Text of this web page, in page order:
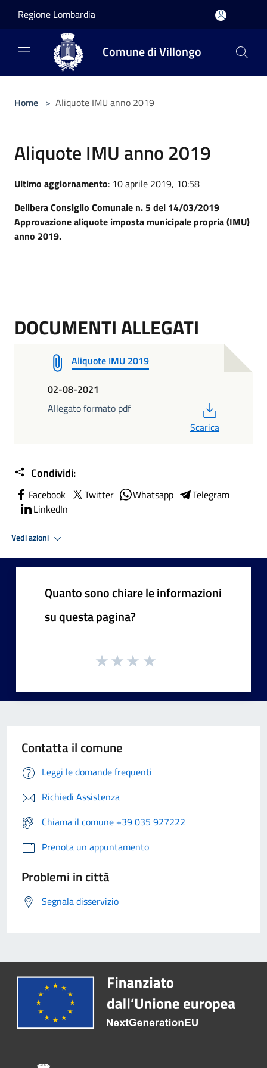
Regione Lombardia
Comune di Villongo
Home > Aliquote IMU anno 2019
Aliquote IMU anno 2019
Ultimo aggiornamento: 10 aprile 2019, 10:58
Delibera Consiglio Comunale n. 5 del 14/03/2019
Approvazione aliquote imposta municipale propria (IMU)
anno 2019.
DOCUMENTI ALLEGATI
Aliquote IMU 2019
02-08-2021
Allegato formato pdf
Scarica
Condividi:
Facebook Twitter Whatsapp
Telegram
LinkedIn
Vedi azioni
Quanto sono chiare le informazioni
su questa pagina?
Contatta il comune
Leggi le domande frequenti
Richiedi Assistenza
Chiama il comune +39 035 927222
Prenota un appuntamento
Problemi in città
Segnala disservizio